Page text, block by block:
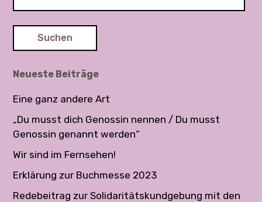
a
a
v
i
g
e
n
c
h
:
Neueste Beiträge
Eine ganz andere Art
„Du musst dich Genossin nennen / Du musst
Genossin genannt werden“
Wir sind im Fernsehen!
Erklärung zur Buchmesse 2023
Redebeitrag zur Solidaritätskundgebung mit den